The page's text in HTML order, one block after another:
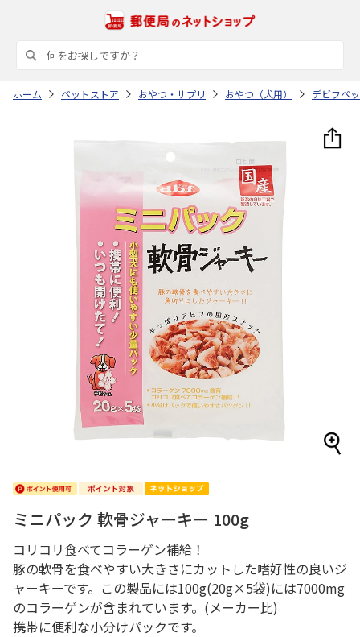
ホーム ペットストア おやつ・サプリ おやつ（犬用） デビフペ
ミニパック 軟骨ジャーキー 100g
コリコリ食べてコラーゲン補給！
豚の軟骨を食べやすい大きさにカットした嗜好性の良いジ
ャーキーです。この製品には100g(20g×5袋)には7000mg
のコラーゲンが含まれています。(メーカー比)
携帯に便利な小分けパックです。